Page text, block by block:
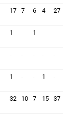
17 7 6 4 27
1 - 1 - -
- - - - -
1 - - 1 -
32 10 7 15 37